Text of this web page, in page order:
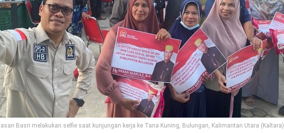
Basri melakukan selfie saat kunjungan kerja ke Tana Kuning, Bulungan, Kalimantan Utara (Kaltara).